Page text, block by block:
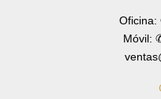
Oficina:
Móvil: